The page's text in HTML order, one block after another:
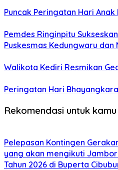
Puncak Peringatan Hari Anak
Pemdes Ringinpitu
Puskesmas Kedungwaru dan
Walikota Kediri Resmikan
Peringatan Hari
Rekomendasi untuk kamu
Pelepasan Kontingen
yang akan mengikuti
Tahun 2026 di Buperta